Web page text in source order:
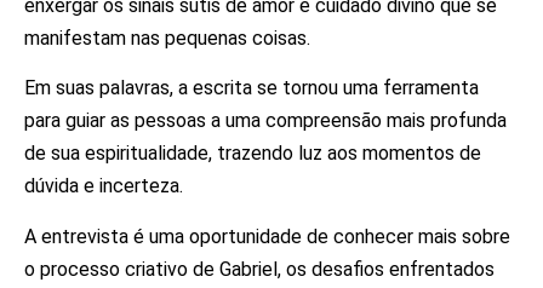
enxergar os sinais sutis de amor e cuidado divino que se
manifestam nas pequenas coisas.
Em suas palavras, a escrita se tornou uma ferramenta
para guiar as pessoas a uma compreensão mais profunda
de sua espiritualidade, trazendo luz aos momentos de
dúvida e incerteza.
A entrevista é uma oportunidade de conhecer mais sobre
o processo criativo de Gabriel, os desafios enfrentados